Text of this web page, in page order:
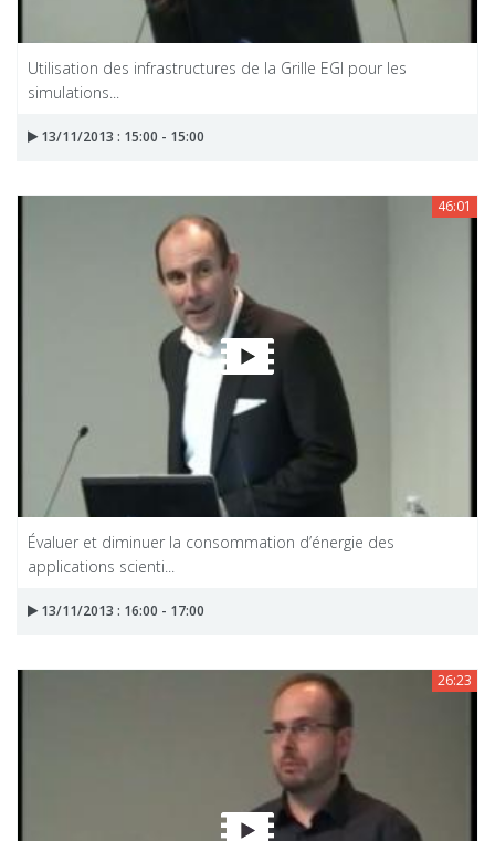
Utilisation des infrastructures de la Grille EGI pour les
simulations...
13/11/2013 : 15:00 - 15:00
46:01
Évaluer et diminuer la consommation d’énergie des
applications scienti...
13/11/2013 : 16:00 - 17:00
26:23